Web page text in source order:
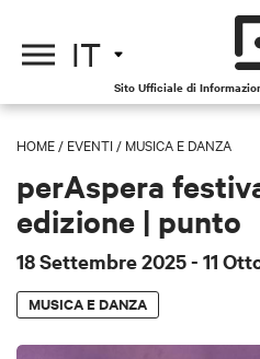
IT
Sito Ufficiale di
HOME / EVENTI / MUSICA E DANZA
perAspera
edizione | punto
18 Settembre 2025- 11
MUSICA E DANZA